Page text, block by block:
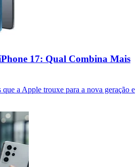
17: Qual Combina Mais
a Apple trouxe para a nova geração e